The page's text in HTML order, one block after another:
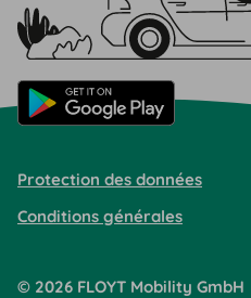
Protection des données
Conditions générales
© 2026 FLOYT Mobility GmbH